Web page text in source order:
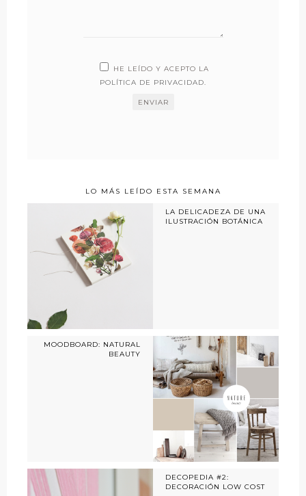
HE LEÍDO Y ACEPTO LA
POLÍTICA DE PRIVACIDAD.
LO MÁS LEÍDO ESTA SEMANA
LA DELICADEZA DE UNA
ILUSTRACIÓN BOTÁNICA
MOODBOARD: NATURAL
BEAUTY
DECOPEDIA #2:
DECORACIÓN LOW COST